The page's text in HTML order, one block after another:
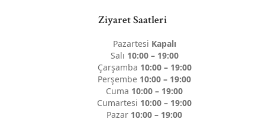
Ziyaret Saatleri
Pazartesi Kapalı
Salı 10:00 – 19:00
Çarşamba 10:00 – 19:00
Perşembe 10:00 – 19:00
Cuma 10:00 – 19:00
Cumartesi 10:00 – 19:00
Pazar 10:00 – 19:00